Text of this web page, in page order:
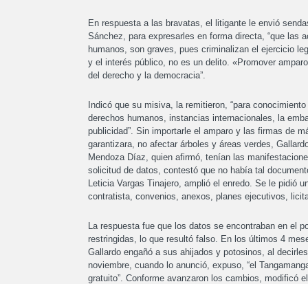
En respuesta a las bravatas, el litigante le envió
Sánchez, para expresarles en forma directa, “que las
humanos, son graves, pues criminalizan el ejercicio
y el interés público, no es un delito. «Promover
del derecho y la democracia”.
Indicó que su misiva, la remitieron, “para
derechos humanos, instancias internacionales, la
publicidad”. Sin importarle el amparo y las firmas de
garantizara, no afectar árboles y áreas verdes,
Mendoza Díaz, quien afirmó, tenían las
solicitud de datos, contestó que no había tal
Leticia Vargas Tinajero, amplió el enredo. Se le pidió
contratista, convenios, anexos, planes ejecutivos,
La respuesta fue que los datos se encontraban en el
restringidas, lo que resultó falso. En los últimos 4
Gallardo engañó a sus ahijados y potosinos, al
noviembre, cuando lo anunció, expuso, “el
gratuito”. Conforme avanzaron los cambios, modificó